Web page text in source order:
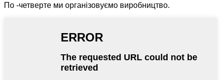
По -четверте ми організовуємо виробництво.